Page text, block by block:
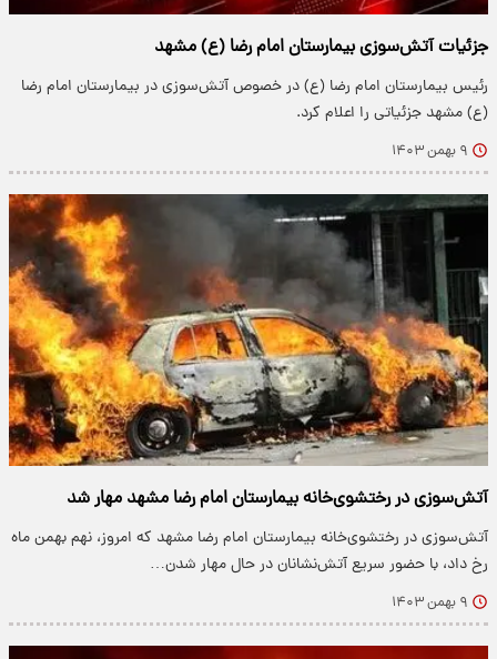
جزئیات آتش‌سوزی بیمارستان امام رضا (ع) مشهد
رئیس بیمارستان امام رضا (ع) در خصوص آتش‌سوزی در بیمارستان امام رضا
(ع) مشهد جزئیاتی را اعلام کرد.
۹ بهمن ۱۴۰۳
آتش‌سوزی در رختشوی‌خانه بیمارستان امام رضا مشهد مهار شد
آتش‌سوزی در رختشوی‌خانه بیمارستان امام رضا مشهد که امروز، نهم بهمن ماه
رخ داد، با حضور سریع آتش‌نشانان در حال مهار شدن…
۹ بهمن ۱۴۰۳